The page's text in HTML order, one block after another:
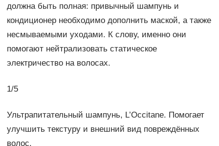
должна быть полная: привычный шампунь и
кондиционер необходимо дополнить маской, а также
несмываемыми уходами. К слову, именно они
помогают нейтрализовать статическое
электричество на волосах.
1/5
Ультрапитательный шампунь, L’Occitane. Помогает
улучшить текстуру и внешний вид повреждённых
волос.